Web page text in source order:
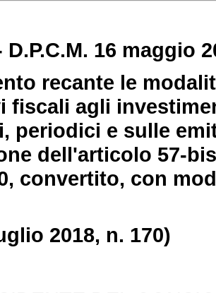
D.P.C.M. 16 maggio
recante le
fiscali agli
periodici e sulle
dell'articolo 57-
convertito, con
2018, n. 170)